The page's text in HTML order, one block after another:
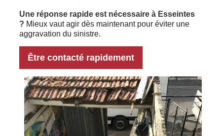
Une réponse rapide est nécessaire à Esseintes
? Mieux vaut agir dès maintenant pour éviter une
aggravation du sinistre.
Être contacté rapidement